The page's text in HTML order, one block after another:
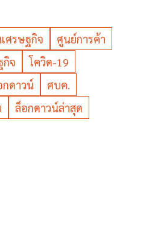
ศรษฐกิจ
ศูนย์การค้า
กิจ
โควิด-19
กดาวน์
ศบค.
ล็อกดาวน์ล่าสุด